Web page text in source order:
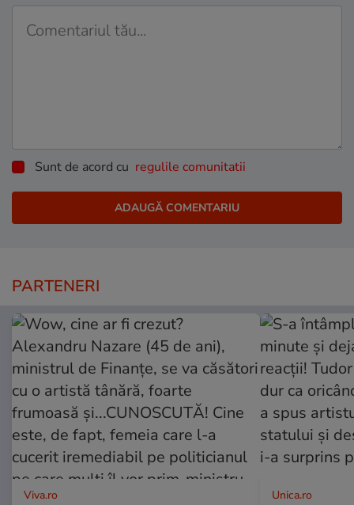
Sunt de acord cu regulile comunitatii
PARTENERI
Viva.ro Unica.ro